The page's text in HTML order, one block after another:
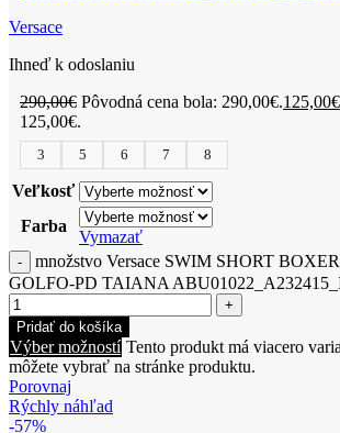
Versace
Ihneď k odoslaniu
290,00€ Pôvodná cena bola: 290,00€.125,00€
125,00€.
3 5 6 7 8
Veľkosť
Farba
Vymazať
množstvo Versace SWIM SHORT
GOLFO-PD TAIANA
Pridať do košíka
Výber možností Tento produkt má viacero
môžete vybrať na stránke produktu.
Porovnaj
Rýchly náhľad
-57%